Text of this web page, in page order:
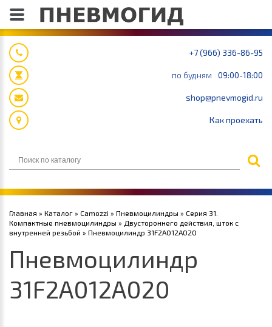
+7 (966) 336-86-95
по будням 09:00-18:00
shop@pnevmogid.ru
Как проехать
Главная » Каталог » Camozzi » Пневмоцилиндры » Серия 31.
Компактные пневмоцилиндры » Двустороннего действия, шток с
внутренней резьбой » Пневмоцилиндр 31F2A012A020
Пневмоцилиндр
31F2A012A020